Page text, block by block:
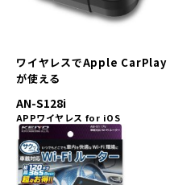
ワイヤレスでApple CarPlay
が使える
AN-S128i
APPワイヤレス for iOS